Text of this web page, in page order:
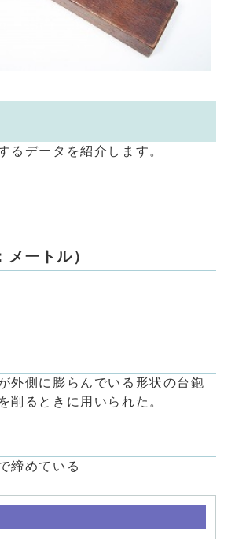
るデータを紹介します。
ートル）
外側に膨らんでいる形状の台鉋
削るときに用いられた。
締めている